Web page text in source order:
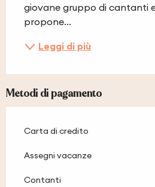
giovane gruppo di cantanti
propone...
Leggi di più
Metodi di pagamento
Carta di credito
Assegni vacanze
Contanti